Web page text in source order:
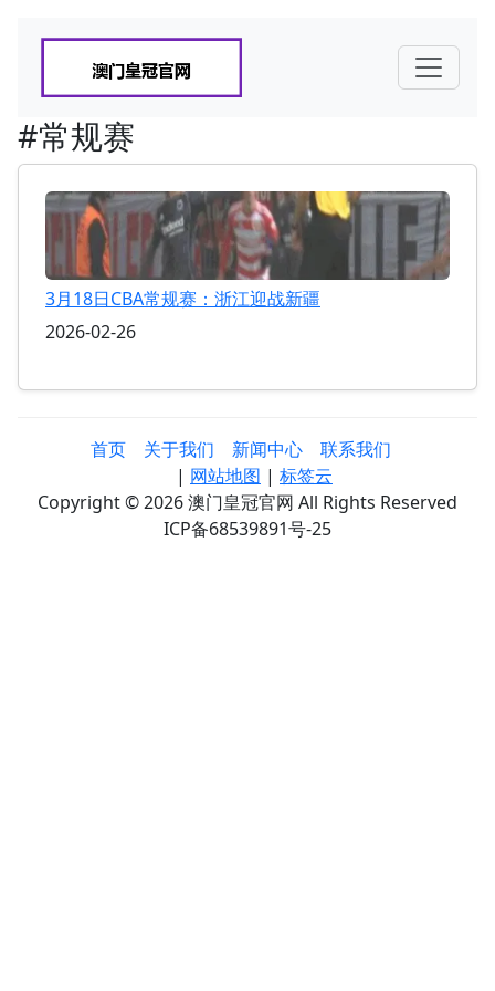
#常规赛
3月18日CBA常规赛：浙江迎战新疆
2026-02-26
首页 关于我们 新闻中心
联系我们
| 网站地图 | 标签云
Copyright © 2026 澳门皇冠官网 All Rights Reserved
ICP备68539891号-25